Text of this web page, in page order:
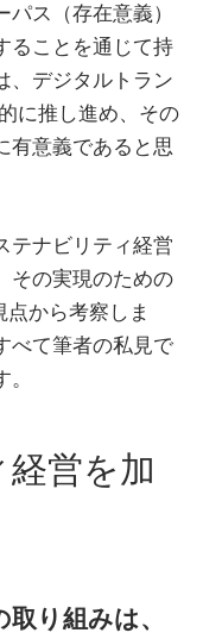
ス（存在意義）
ることを通じて持
、デジタルトラン
に推し進め、その
有意義であると思
テナビリティ経営
その実現のための
点から考察しま
べて筆者の私見で
営を加
り組みは、